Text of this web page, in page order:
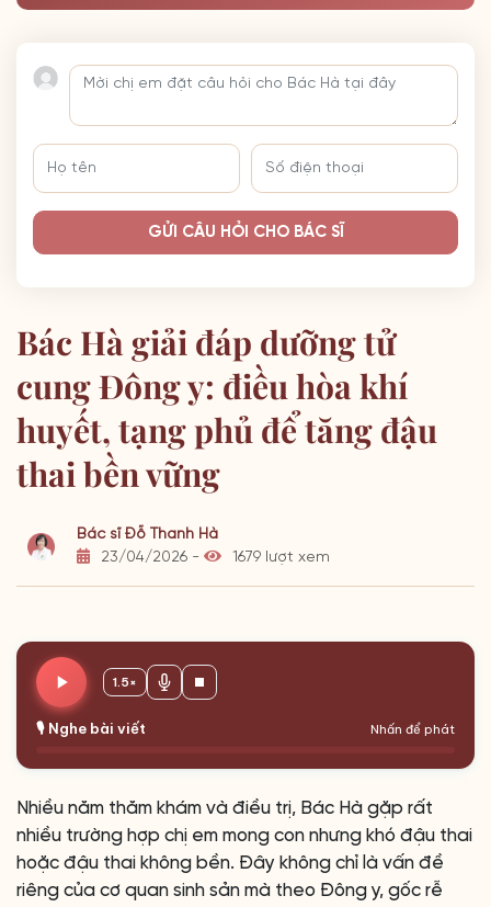
GỬI CÂU HỎI CHO BÁC SĨ
Bác Hà giải đáp dưỡng tử
cung Đông y: điều hòa khí
huyết, tạng phủ để tăng đậu
thai bền vững
Bác sĩ Đỗ Thanh Hà
23/04/2026 -
1679 lượt xem
🎙️ Nghe bài viết Nhấn để phát
1.5×
Nhiều năm thăm khám và điều trị, Bác Hà gặp rất
nhiều trường hợp chị em mong con nhưng khó đậu thai
hoặc đậu thai không bền. Đây không chỉ là vấn đề
riêng của cơ quan sinh sản mà theo Đông y, gốc rễ